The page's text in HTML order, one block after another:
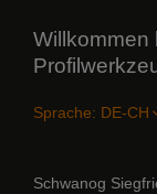
Willkommen
Sprache:
Schwanog